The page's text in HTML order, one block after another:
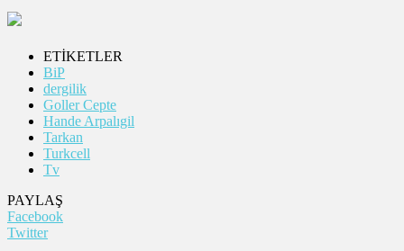
ETİKETLER
BiP
dergilik
Goller Cepte
Hande Arpalıgil
Tarkan
Turkcell
Tv
PAYLAŞ
Facebook
Twitter